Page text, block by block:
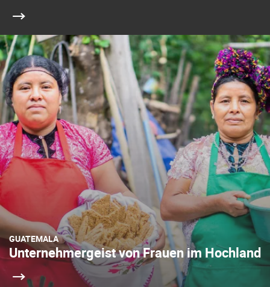
GUATEMALA
Unternehmergeist von Frauen im Hochland